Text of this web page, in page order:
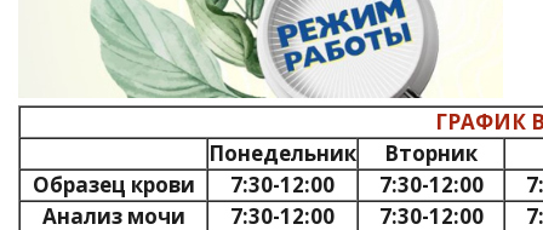
ГРАФИК
Понедельник
Вторник
Образец крови
7:30-12:00 7:30-12:00
Анализ мочи
7:30-12:00 7:30-12:00